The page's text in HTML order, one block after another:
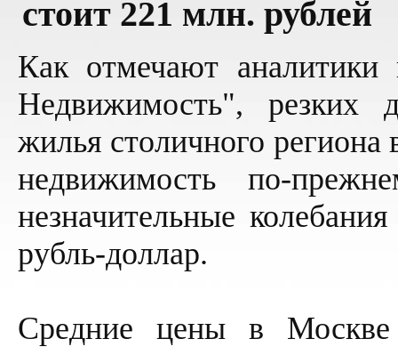
стоит 221 млн. рублей
Как отмечают
Недвижимость", резких
жилья столичного
недвижимость по-
незначительные
рубль-доллар.
Средние цены в Москве